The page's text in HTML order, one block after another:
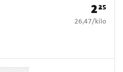
Prijs: €
225
€ 26,47 per kilo
26,47/kilo